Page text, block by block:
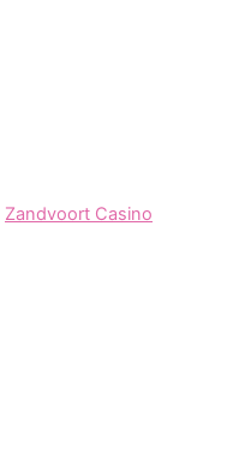
Zandvoort Casino